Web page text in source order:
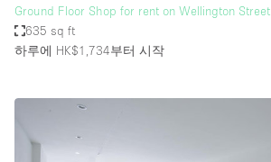
Ground Floor Shop for rent on Wellington Street
635 sq ft
하루에 HK$1,734부터 시작